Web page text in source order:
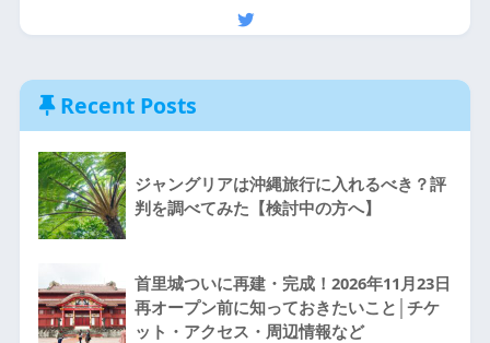
Recent Posts
ジャングリアは沖縄旅行に入れるべき？評
判を調べてみた【検討中の方へ】
首里城ついに再建・完成！2026年11月23日
再オープン前に知っておきたいこと│チケ
ット・アクセス・周辺情報など